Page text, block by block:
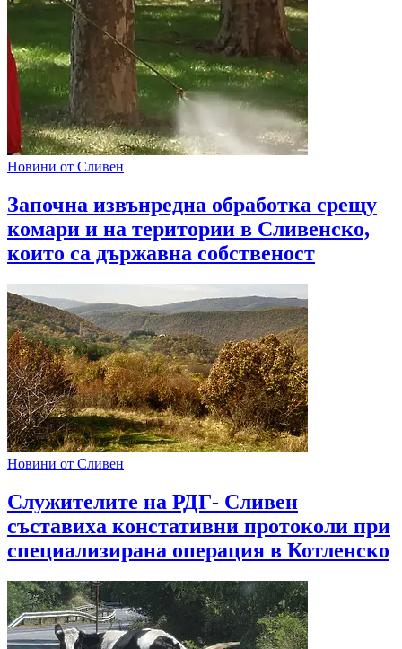
Новини от Сливен
Започна извънредна обработка срещу
комари и на територии в Сливенско,
които са държавна собственост
Новини от Сливен
Служителите на РДГ- Сливен
съставиха констативни протоколи при
специализирана операция в Котленско